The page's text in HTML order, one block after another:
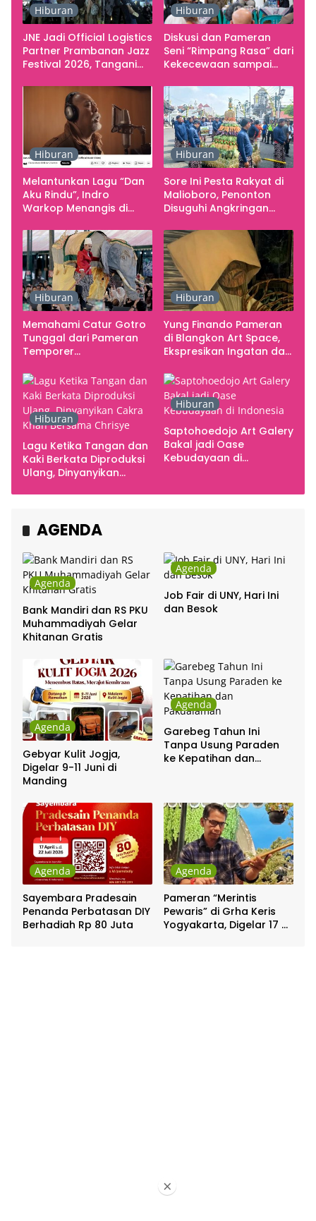
Hiburan
JNE Jadi Official Logistics
Partner Prambanan Jazz
Festival 2026, Tangani
Kebutuhan Konser
Hiburan
Diskusi dan Pameran
Seni “Rimpang Rasa” dari
Kekecewaan sampai
Yogyakarta sebagai
Pusat Pergerakan Seni
Rupa Indonesia
Hiburan
Melantunkan Lagu “Dan
Aku Rindu”, Indro
Warkop Menangis di
Hiburan
Sore Ini Pesta Rakyat di
Malioboro, Penonton
Disuguhi Angkringan
Hiburan
Memahami Catur Gotro
Tunggal dari Pameran
Temporer
Hiburan
Yung Finando Pameran
di Blangkon Art Space,
Ekspresikan Ingatan dan
Hiburan
Lagu Ketika Tangan dan
Kaki Berkata Diproduksi
Ulang, Dinyanyikan
Hiburan
Saptohoedojo Art Galery
Bakal jadi Oase
Kebudayaan di
AGENDA
Agenda
Bank Mandiri dan RS PKU
Muhammadiyah Gelar
Khitanan Gratis
Agenda
Job Fair di UNY, Hari Ini
dan Besok
Agenda
Gebyar Kulit Jogja,
Digelar 9-11 Juni di
Manding
Agenda
Garebeg Tahun Ini
Tanpa Usung Paraden
ke Kepatihan dan
Agenda
Sayembara Pradesain
Penanda Perbatasan DIY
Berhadiah Rp 80 Juta
Agenda
Pameran “Merintis
Pewaris” di Grha Keris
Yogyakarta, Digelar 17 –
×